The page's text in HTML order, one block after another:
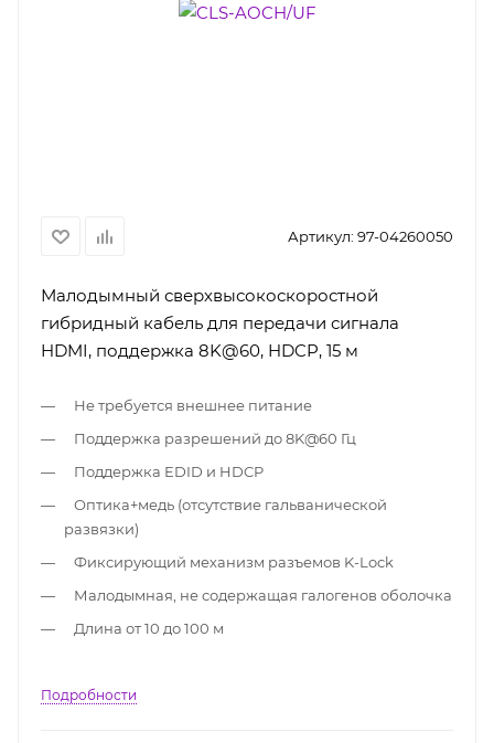
Артикул: 97-04260050
Малодымный сверхвысокоскоростной
гибридный кабель для передачи сигнала
HDMI, поддержка 8K@60, HDCP, 15 м
Не требуется внешнее питание
Поддержка разрешений до 8K@60 Гц
Поддержка EDID и HDCP
Оптика+медь (отсутствие гальванической
развязки)
Фиксирующий механизм разъемов K-Lock
Малодымная, не содержащая галогенов оболочка
Длина от 10 до 100 м
Подробности